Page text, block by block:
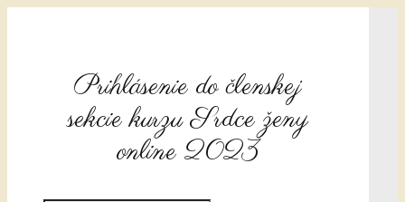
Prihlásenie do členskej
sekcie kurzu Srdce ženy
online 2023